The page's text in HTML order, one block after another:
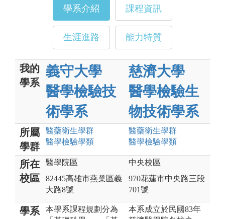
學系介紹 課程資訊
生涯進路 能力特質
我的
學系
義守大學
醫學檢驗技
術學系
慈濟大學
醫學檢驗生
物技術學系
所屬
學群
醫藥衛生學群
醫學檢驗學類
醫藥衛生學群
醫學檢驗學類
所在
校區
醫學院區
82445高雄市燕巢區義
大路8號
中央校區
970花蓮市中央路三段
701號
學系
本學系課程規劃分為
本系成立於民國83年